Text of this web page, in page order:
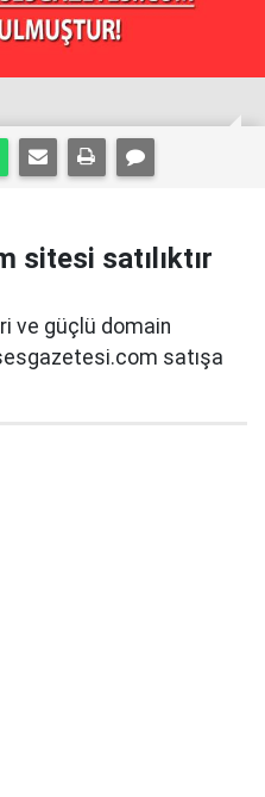
sitesi satılıktır
ve güçlü domain
satışa